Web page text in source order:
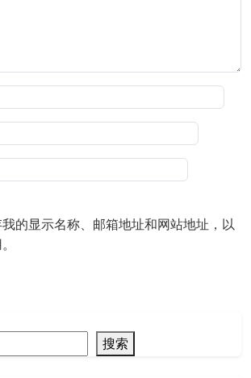
的显示名称、邮箱地址和网站地址，以
搜索